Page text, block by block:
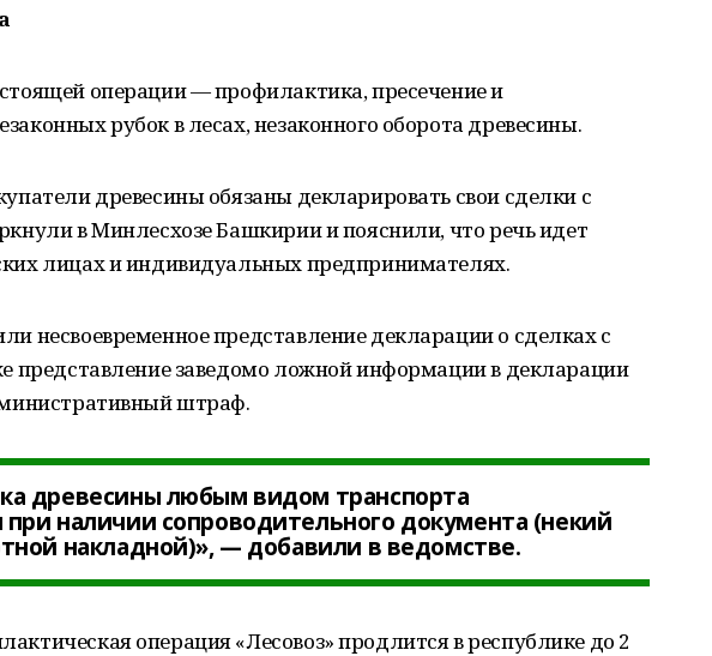
операции — профилактика, пресечение и
рубок в лесах, незаконного оборота древесины.
древесины обязаны декларировать свои сделки с
в Минлесхозе Башкирии и пояснили, что речь идет
лицах и индивидуальных предпринимателях.
несвоевременное представление декларации о сделках с
представление заведомо ложной информации в декларации
штраф.
древесины любым видом транспорта
при наличии сопроводительного документа (некий
накладной)», — добавили в ведомстве.
операция «Лесовоз» продлится в республике до 2